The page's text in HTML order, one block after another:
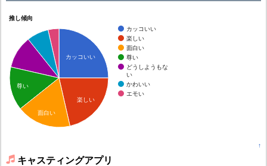
推し傾向
カッコいい
楽しい
面白い
尊い
どうしようもな
い
かわいい
エモい
カッコいい
楽しい
尊い
面白い
↑
キャスティングアプリ